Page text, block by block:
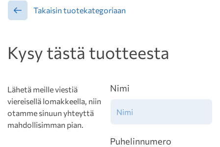
Takaisin tuotekategoriaan
Kysy tästä tuotteesta
Lähetä meille viestiä
viereisellä lomakkeella, niin
otamme sinuun yhteyttä
mahdollisimman pian.
Nimi
Puhelinnumero